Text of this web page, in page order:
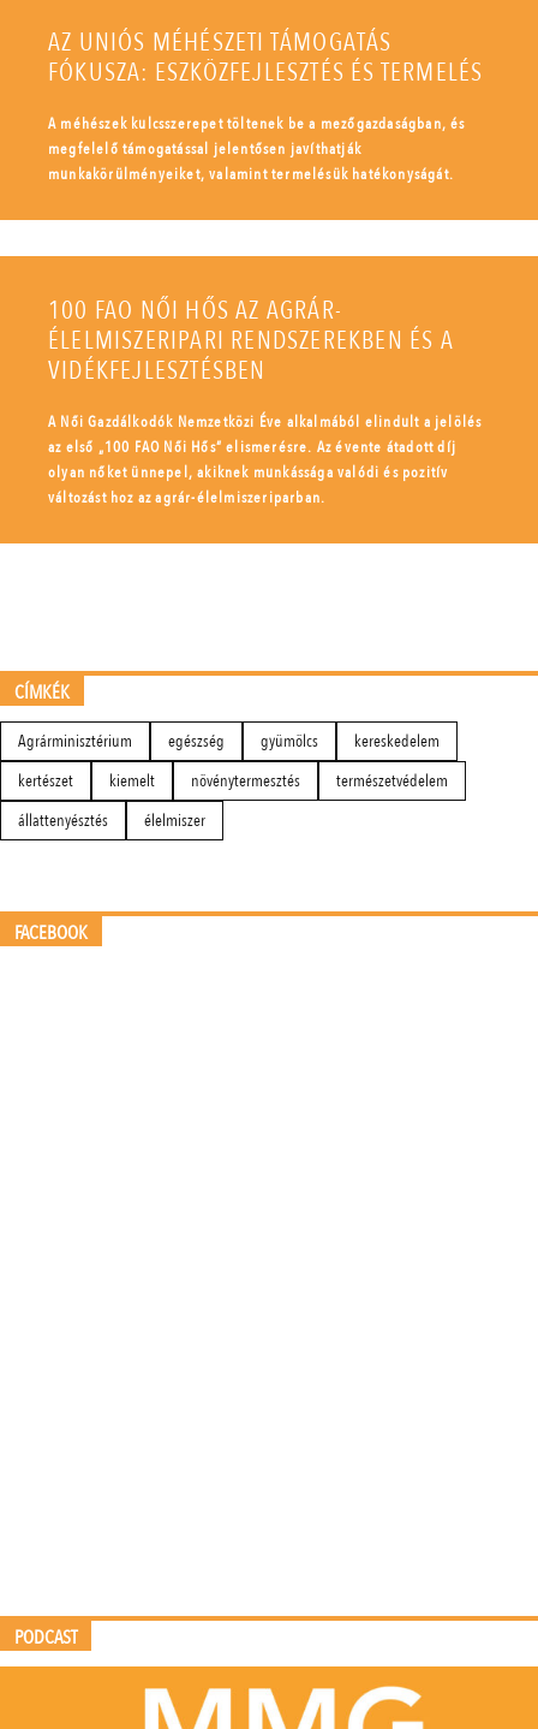
AZ UNIÓS MÉHÉSZETI TÁMOGATÁS
FÓKUSZA: ESZKÖZFEJLESZTÉS ÉS TERMELÉS
A méhészek kulcsszerepet töltenek be a mezőgazdaságban, és
megfelelő támogatással jelentősen javíthatják
munkakörülményeiket, valamint termelésük hatékonyságát.
100 FAO NŐI HŐS AZ AGRÁR-
ÉLELMISZERIPARI RENDSZEREKBEN ÉS A
VIDÉKFEJLESZTÉSBEN
A Női Gazdálkodók Nemzetközi Éve alkalmából elindult a jelölés
az első „100 FAO Női Hős” elismerésre. Az évente átadott díj
olyan nőket ünnepel, akiknek munkássága valódi és pozitív
változást hoz az agrár-élelmiszeriparban.
CÍMKÉK
Agrárminisztérium egészség gyümölcs
kereskedelem
kertészet
kiemelt növénytermesztés
természetvédelem
állattenyésztés
élelmiszer
FACEBOOK
PODCAST